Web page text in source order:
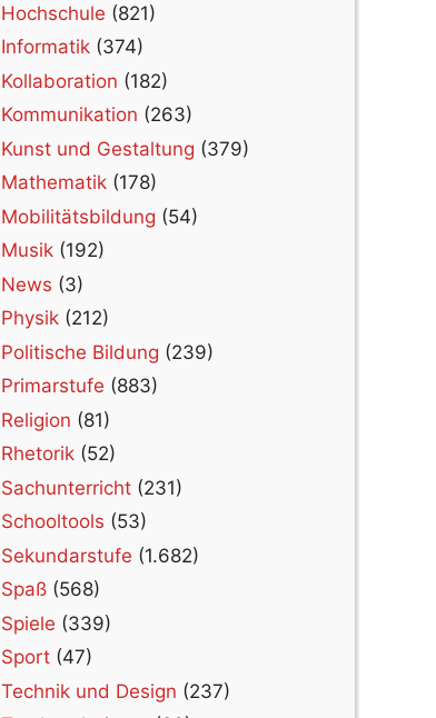
Hochschule (821)
Informatik (374)
Kollaboration (182)
Kommunikation (263)
Kunst und Gestaltung (379)
Mathematik (178)
Mobilitätsbildung (54)
Musik (192)
News (3)
Physik (212)
Politische Bildung (239)
Primarstufe (883)
Religion (81)
Rhetorik (52)
Sachunterricht (231)
Schooltools (53)
Sekundarstufe (1.682)
Spaß (568)
Spiele (339)
Sport (47)
Technik und Design (237)